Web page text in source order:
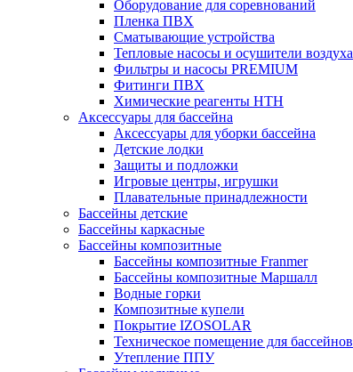
Оборудование для соревнований
Пленка ПВХ
Сматывающие устройства
Тепловые насосы и осушители воздуха
Фильтры и насосы PREMIUM
Фитинги ПВХ
Химические реагенты HTH
Аксессуары для бассейна
Аксессуары для уборки бассейна
Детские лодки
Защиты и подложки
Игровые центры, игрушки
Плавательные принадлежности
Бассейны детские
Бассейны каркасные
Бассейны композитные
Бассейны композитные Franmer
Бассейны композитные Маршалл
Водные горки
Композитные купели
Покрытие IZOSOLAR
Техническое помещение для бассейнов
Утепление ППУ